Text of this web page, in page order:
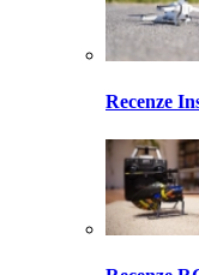
Recenze